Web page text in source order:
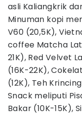
asli Kaliangkrik
Minuman kopi
V60 (20,5K),
coffee Matcha
21K), Red Velvet
(16K-22K),
(12K), Teh
Snack meliputi
Bakar (10K-15K),